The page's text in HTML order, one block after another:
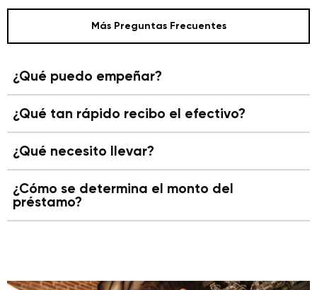
Más Preguntas Frecuentes
¿Qué puedo empeñar?
¿Qué tan rápido recibo el efectivo?
¿Qué necesito llevar?
¿Cómo se determina el monto del
préstamo?